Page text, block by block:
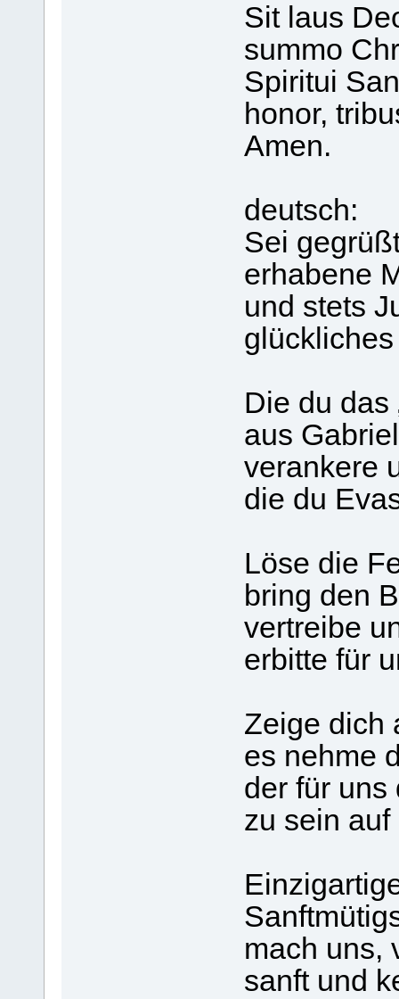
Sit laus
summo
Spiritui
honor,
Amen.
deutsch:
Sei
erhabene
und stets
Die du das
aus
verankere
die du
Löse die
bring den
vertreibe
erbitte für
Zeige dich
es nehme
der für uns
zu sein
mach uns,
sanft und